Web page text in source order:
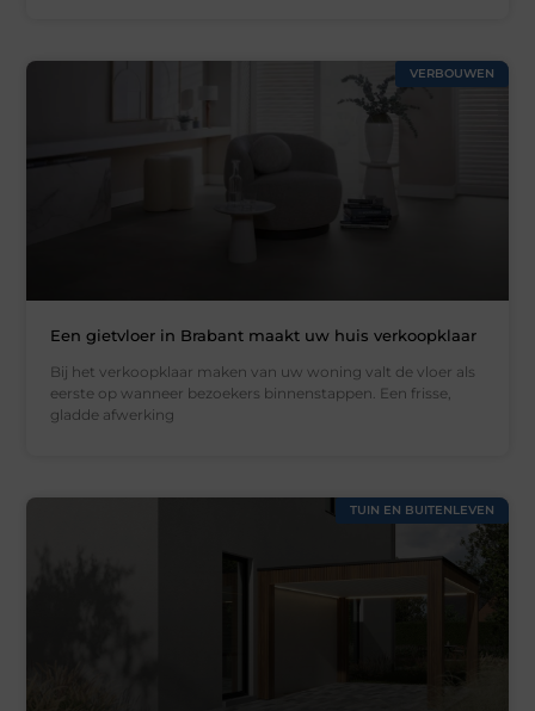
VERBOUWEN
Een gietvloer in Brabant maakt uw huis verkoopklaar
Bij het verkoopklaar maken van uw woning valt de vloer als
eerste op wanneer bezoekers binnenstappen. Een frisse,
gladde afwerking
TUIN EN BUITENLEVEN